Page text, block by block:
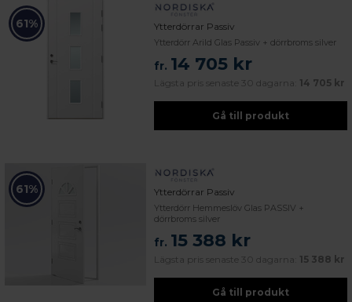
61% Ytterdörrar Passiv
Ytterdörr Arild Glas Passiv + dörrbroms silver
fr. 14 705 kr
Lägsta pris senaste 30 dagarna: 14 705 kr
Gå till produkt
61% Ytterdörrar Passiv
Ytterdörr Hemmeslöv Glas PASSIV +
dörrbroms silver
fr. 15 388 kr
Lägsta pris senaste 30 dagarna: 15 388 kr
Gå till produkt